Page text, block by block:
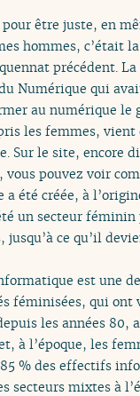
pour être juste, en
hommes, c’était
précédent. La
Numérique qui
au numérique le
les femmes, vient
Sur le site, encore
vous pouvez voir
a été créée, à
un secteur féminin
jusqu’à ce qu’il
est une
féminisées, qui ont
les années 80,
à l’époque, les
% des effectifs
secteurs mixtes à